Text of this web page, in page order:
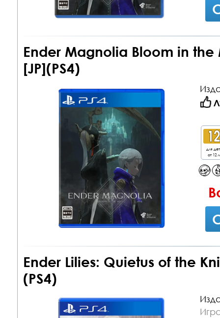
Ender Magnolia Bloom in the
[JP](PS4)
для
от 12
Ender Lilies: Quietus of the
(PS4)